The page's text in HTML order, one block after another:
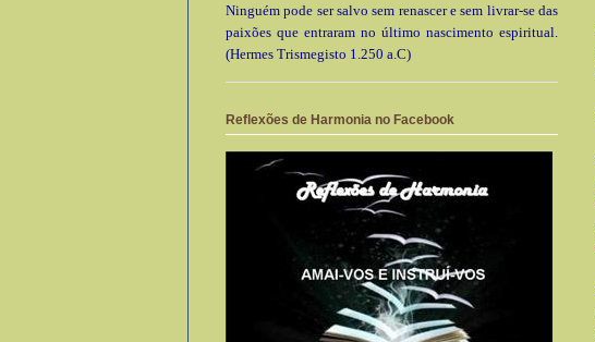
Ninguém pode ser salvo sem renascer e sem livrar-se das
paixões que entraram no último nascimento espiritual.
(Hermes Trismegisto 1.250 a.C)
Reflexões de Harmonia no Facebook